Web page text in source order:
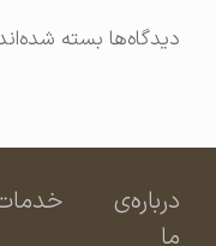
دیدگاه‌ها بسته شده‌اند.
درباره‌ی
خدمات